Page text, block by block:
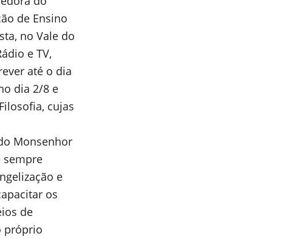
de Ensino
no Vale do
e TV,
até o dia
dia 2/8 e
cujas
Monsenhor
sempre
e
os
de
próprio